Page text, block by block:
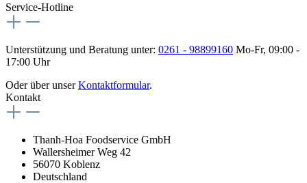
Service-Hotline
Unterstützung und Beratung unter: 0261 - 98899160 Mo-Fr, 09:00 -
17:00 Uhr
Oder über unserKontaktformular.
Kontakt
Thanh-Hoa Foodservice GmbH
Wallersheimer Weg 42
56070 Koblenz
Deutschland